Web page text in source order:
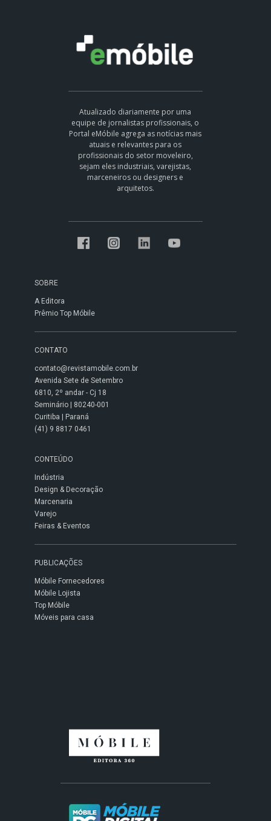
Atualizado diariamente por uma
equipe de jornalistas profissionais, o
Portal eMóbile agrega as notícias mais
atuais e relevantes para os
profissionais do setor moveleiro,
sejam eles industriais, varejistas,
marceneiros ou designers e
arquitetos.
SOBRE
A Editora
Prêmio Top Móbile
CONTATO
contato@revistamobile.com.br
Avenida Sete de Setembro
6810, 2º andar - Cj 18
Seminário | 80240-001
Curitiba | Paraná
(41) 9 8817 0461
CONTEÚDO
Indústria
Design & Decoração
Marcenaria
Varejo
Feiras & Eventos
PUBLICAÇÕES
Móbile Fornecedores
Móbile Lojista
Top Móbile
Móveis para casa